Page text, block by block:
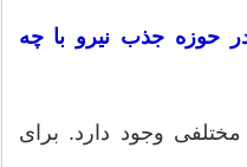
حوزه جذب نیرو با چه
وجود دارد. برای